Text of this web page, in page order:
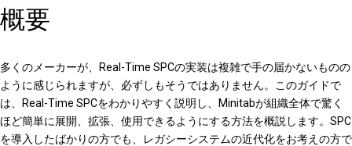
概要
多くのメーカーが、Real-Time SPCの実装は複雑で手の届かないものの
ように感じられますが、必ずしもそうではありません。このガイドで
は、Real-Time SPCをわかりやすく説明し、Minitabが組織全体で驚く
ほど簡単に展開、拡張、使用できるようにする方法を概説します。SPC
を導入したばかりの方でも、レガシーシステムの近代化をお考えの方で